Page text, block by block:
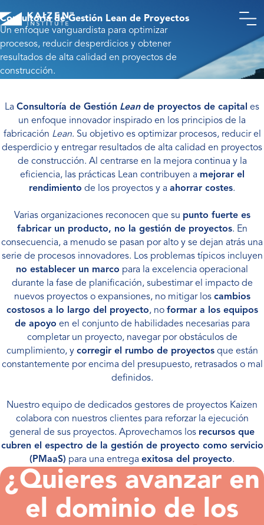
Consultoría de Gestión Lean de Proyectos
Un enfoque vanguardista para optimizar
procesos, reducir desperdicios y obtener
resultados de alta calidad en proyectos de
construcción.
La Consultoría de Gestión Lean de proyectos de capital es
un enfoque innovador inspirado en los principios de la
fabricación Lean. Su objetivo es optimizar procesos, reducir el
desperdicio y entregar resultados de alta calidad en proyectos
de construcción. Al centrarse en la mejora continua y la
eficiencia, las prácticas Lean contribuyen a mejorar el
rendimiento de los proyectos y a ahorrar costes.
Varias organizaciones reconocen que su punto fuerte es
fabricar un producto, no la gestión de proyectos. En
consecuencia, a menudo se pasan por alto y se dejan atrás una
serie de procesos innovadores. Los problemas típicos incluyen
no establecer un marco para la excelencia operacional
durante la fase de planificación, subestimar el impacto de
nuevos proyectos o expansiones, no mitigar los cambios
costosos a lo largo del proyecto, no formar a los equipos
de apoyo en el conjunto de habilidades necesarias para
completar un proyecto, navegar por obstáculos de
cumplimiento, y corregir el rumbo de proyectosque están
constantemente por encima del presupuesto, retrasados o mal
definidos.
Nuestro equipo de dedicados gestores de proyectos Kaizen
colabora con nuestros clientes para reforzar la ejecución
general de sus proyectos. Aprovechamos los recursos que
cubren el espectro de la gestión de proyecto como servicio
(PMaaS) para una entrega exitosa del proyecto.
¿Quieres avanzar en
el dominio de los